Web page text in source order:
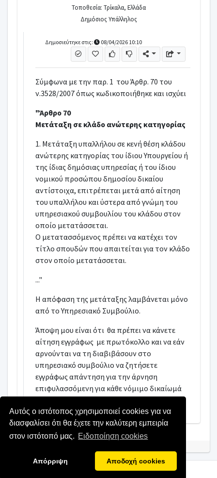
Αυτός ο ιστότοπος χρησιμοποιεί cookies για να
διασφαλίσει ότι θα έχετε την καλύτερη εμπειρία
στον ιστότοπό μας. Ειδοποίηση cookies
Απόρριψη Αποδοχή cookies
Τοποθεσία: Τρίκαλα, Ελλάδα
Δημόσιος Υπάλληλος
Δημοσιεύτηκε στις: 08/04/2026 10:10
Σύμφωνα με την παρ. 1 του Άρθρ. 70 του
ν.3528/2007 όπως κωδικοποιήθηκε και ισχύει
"Άρθρο 70
Μετάταξη σε κλάδο ανώτερης κατηγορίας
1. Μετάταξη υπαλλήλου σε κενή θέση κλάδου
ανώτερης κατηγορίας του ίδιου Υπουργείου ή
της ίδιας δημόσιας υπηρεσίας ή του ίδιου
νομικού προσώπου δημοσίου δικαίου
αντίστοιχα, επιτρέπεται μετά από αίτηση
του υπαλλήλου και ύστερα από γνώμη του
υπηρεσιακού συμβουλίου του κλάδου στον
οποίο μετατάσσεται.
Ο μετατασσόμενος πρέπει να κατέχει τον
τίτλο σπουδών που απαιτείται για τον κλάδο
στον οποίο μετατάσσεται.
..."
Η απόφαση της μετάταξης λαμβάνεται μόνο
από το Υπηρεσιακό Συμβούλιο.
Άποψη μου είναι ότι θα πρέπει να κάνετε
αίτηση εγγράφως με πρωτόκολλο και να εάν
αρνούνται να τη διαβιβάσουν στο
υπηρεσιακό συμβούλιο να ζητήσετε
εγγράφως απάντηση για την άρνηση
επιφυλασσόμενη για κάθε νόμιμο δικαίωμά